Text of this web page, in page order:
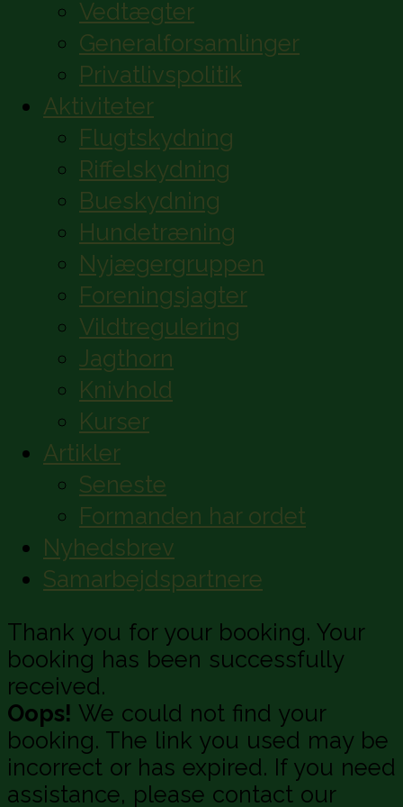
Vedtægter
Generalforsamlinger
Privatlivspolitik
Aktiviteter
Flugtskydning
Riffelskydning
Bueskydning
Hundetræning
Nyjægergruppen
Foreningsjagter
Vildtregulering
Jagthorn
Knivhold
Kurser
Artikler
Seneste
Formanden har ordet
Nyhedsbrev
Samarbejdspartnere
Thank you for your booking. Your
booking has been successfully
received.
Oops! We could not find your
booking. The link you used may be
incorrect or has expired. If you need
assistance, please contact our